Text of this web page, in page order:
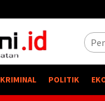
KRIMINAL POLITIK